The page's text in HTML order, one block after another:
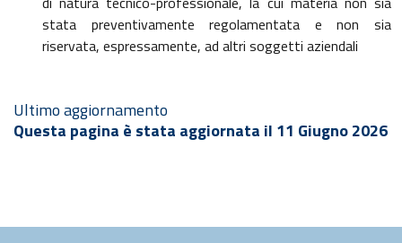
stata preventivamente regolamentata e non sia
riservata, espressamente, ad altri soggetti aziendali
Ultimo aggiornamento
Questa pagina è stata aggiornata il 11 Giugno 2026